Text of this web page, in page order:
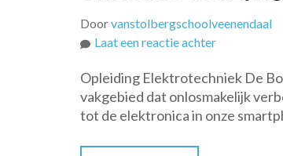
Doorvanstolbergschoolveenendaal
Laat een reactie achterop
de
van
Opleiding Elektrotechniek De
vakgebied dat onlosmakelijk
tot de elektronica in onze